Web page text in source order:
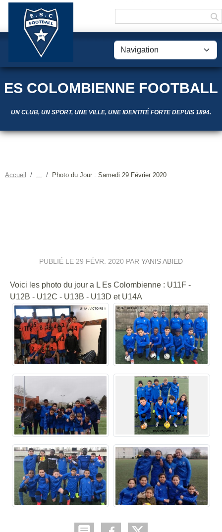
ES COLOMBIENNE FOOTBALL
UN CLUB, UN SPORT, UNE VILLE, UNE IDENTITÉ FORTE DEPUIS 1894.
Accueil Photo du Jour : Samedi 29 Février 2020
PUBLIÉ LE 29 FÉVR. 2020 PAR YANIS ABIED
Voici les photo du jour a L Es Colombienne : U11F -
U12B - U12C - U13B - U13D et U14A